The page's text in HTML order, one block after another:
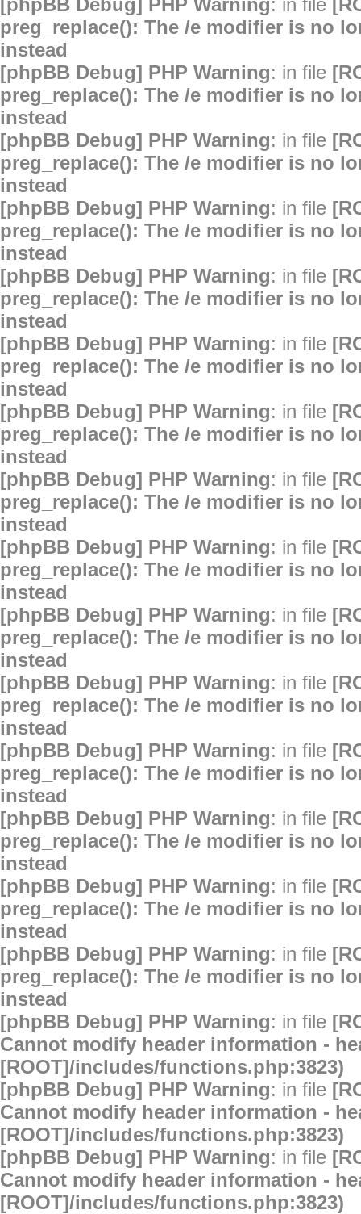
[phpBB Debug] PHP Warning: in file
preg_replace(): The /e modifier is no
instead
[phpBB Debug] PHP Warning: in file
preg_replace(): The /e modifier is no
instead
[phpBB Debug] PHP Warning: in file
preg_replace(): The /e modifier is no
instead
[phpBB Debug] PHP Warning: in file
preg_replace(): The /e modifier is no
instead
[phpBB Debug] PHP Warning: in file
preg_replace(): The /e modifier is no
instead
[phpBB Debug] PHP Warning: in file
preg_replace(): The /e modifier is no
instead
[phpBB Debug] PHP Warning: in file
preg_replace(): The /e modifier is no
instead
[phpBB Debug] PHP Warning: in file
preg_replace(): The /e modifier is no
instead
[phpBB Debug] PHP Warning: in file
preg_replace(): The /e modifier is no
instead
[phpBB Debug] PHP Warning: in file
preg_replace(): The /e modifier is no
instead
[phpBB Debug] PHP Warning: in file
preg_replace(): The /e modifier is no
instead
[phpBB Debug] PHP Warning: in file
preg_replace(): The /e modifier is no
instead
[phpBB Debug] PHP Warning: in file
preg_replace(): The /e modifier is no
instead
[phpBB Debug] PHP Warning: in file
preg_replace(): The /e modifier is no
instead
[phpBB Debug] PHP Warning: in file
preg_replace(): The /e modifier is no
instead
[phpBB Debug] PHP Warning: in file
Cannot modify header information -
[ROOT]/includes/functions.php:3823)
[phpBB Debug] PHP Warning: in file
Cannot modify header information -
[ROOT]/includes/functions.php:3823)
[phpBB Debug] PHP Warning: in file
Cannot modify header information -
[ROOT]/includes/functions.php:3823)